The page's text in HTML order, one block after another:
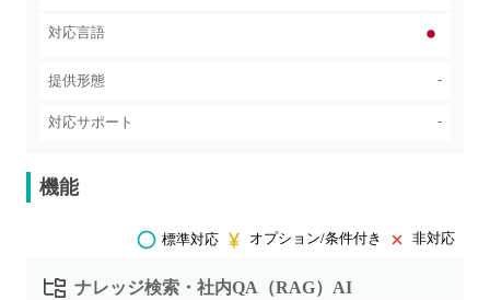
対応言語
提供形態 -
対応サポート -
機能
標準対応 オプション/条件付き 非対応
ナレッジ検索・社内QA（RAG）AI